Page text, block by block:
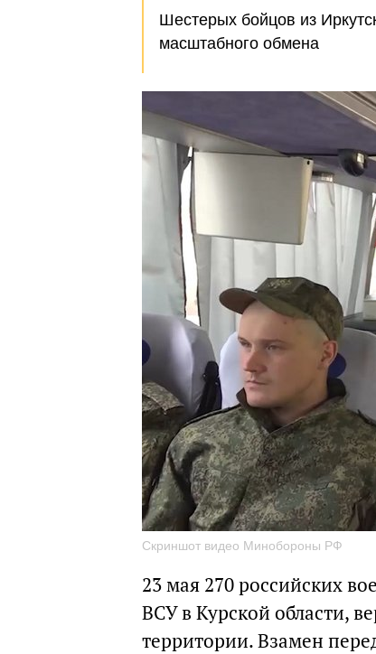
Шестерых бойцов из
масштабного обмена
Скриншот видео Минобороны РФ
23 мая 270 российских
ВСУ в Курской области,
территории. Взамен